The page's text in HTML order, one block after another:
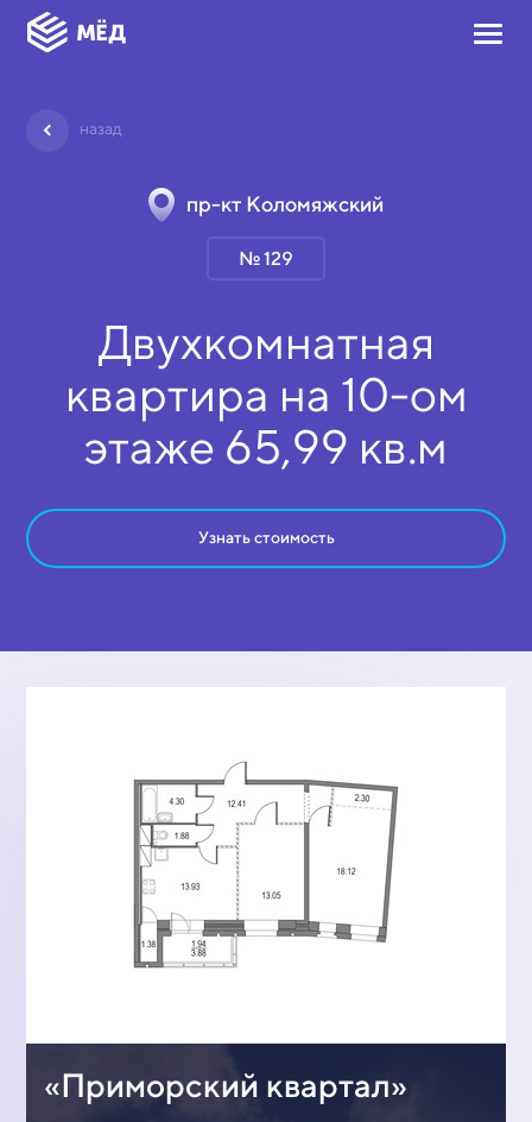
назад
пр-кт Коломяжский
№ 129
Двухкомнатная
квартира на 10-ом
этаже 65,99 кв.м
Узнать стоимость
«Приморский квартал»